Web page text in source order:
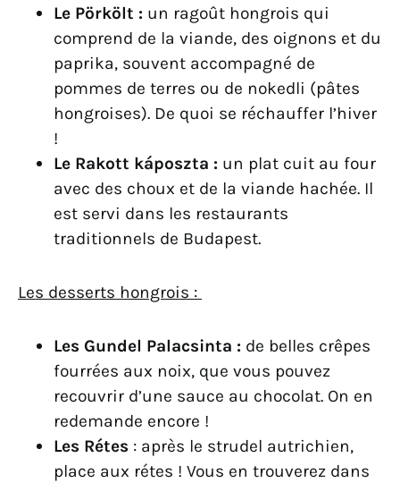
Le Pörkölt : un ragoût hongrois qui
comprend de la viande, des oignons et du
paprika, souvent accompagné de
pommes de terres ou de nokedli (pâtes
hongroises). De quoi se réchauffer l’hiver
!
Le Rakott káposzta : un plat cuit au four
avec des choux et de la viande hachée. Il
est servi dans les restaurants
traditionnels de Budapest.
Les desserts hongrois :
Les Gundel Palacsinta : de belles crêpes
fourrées aux noix, que vous pouvez
recouvrir d’une sauce au chocolat. On en
redemande encore !
Les Rétes : après le strudel autrichien,
place aux rétes ! Vous en trouverez dans